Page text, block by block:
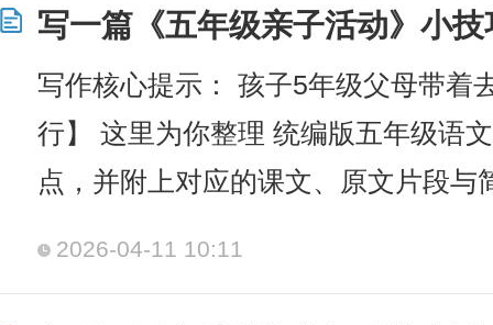
写一篇《五年级亲子活动》小
写作核心提示： 孩子5年级父母带着
行】 这里为你整理 统编版五年级语
点，并附上对应的课文、原文片段与
2026-04-11 10:11